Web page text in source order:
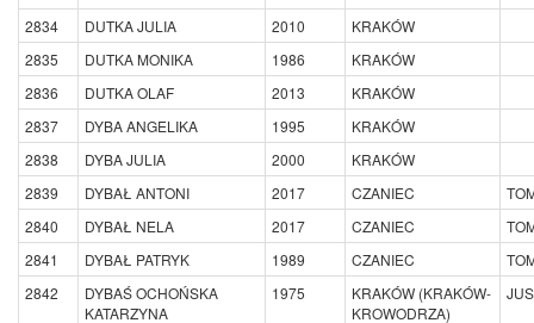
2834
DUTKA JULIA 2010
KRAKÓW
2835
DUTKA MONIKA 1986
KRAKÓW
2836
DUTKA OLAF 2013
KRAKÓW
2837
DYBA ANGELIKA 1995
KRAKÓW
2838
DYBA JULIA 2000
KRAKÓW
2839
DYBAŁ ANTONI 2017 CZANIEC
2840
DYBAŁ NELA 2017 CZANIEC
2841
DYBAŁ PATRYK 1989 CZANIEC
2842
DYBAŚ OCHOŃSKA
KATARZYNA
1975
KRAKÓW (KRAKÓW-
KROWODRZA)